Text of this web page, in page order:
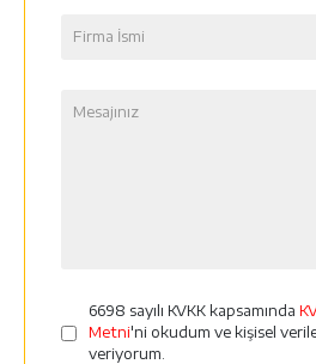
6698 sayılı KVKK kapsamında
Metni'ni okudum ve kişisel
veriyorum.